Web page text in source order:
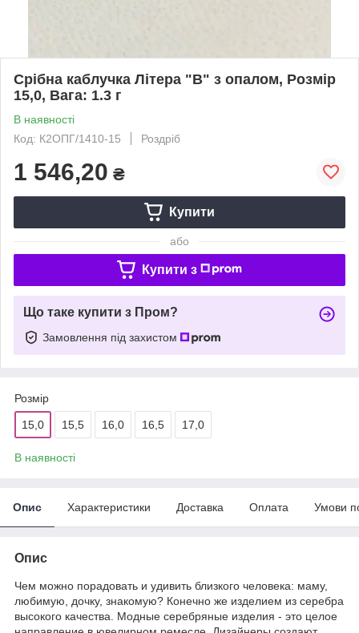
Срібна каблучка Літера "В" з опалом, Розмір
15,0, Вага: 1.3 г
В наявності
Код: К2ОПГ/1410-15
Роздріб
1 546,20 ₴
Купити
або
Купити з
Що таке купити з Пром?
Замовлення під захистом
Розмір
15,0 15,5 16,0 16,5 17,0
В наявності
Опис Характеристики Доставка Оплата Умови
Опис
Чем можно порадовать и удивить близкого человека: маму,
любимую, дочку, знакомую? Конечно же изделием из серебра
высокого качества. Модные серебряные изделия - это целое